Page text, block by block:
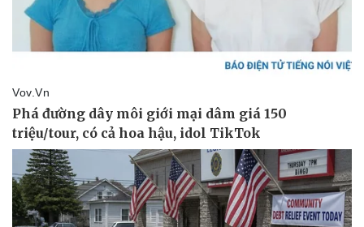
Vụ án
Tin nóng
Tư vấn luật
Vũ khí
Việt Nam
Phân tích